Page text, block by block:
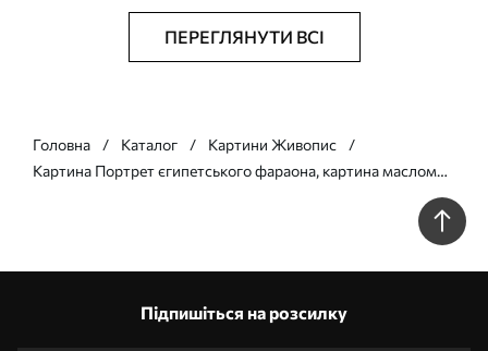
ПЕРЕГЛЯНУТИ ВСІ
Головна Каталог
Картини Живопис
Картина Портрет єгипетського фараона, картина маслом
Підпишіться на розсилку